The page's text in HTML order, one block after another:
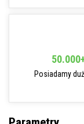
Posiadamy